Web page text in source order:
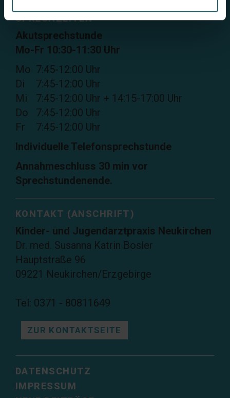
SPRECHZEITEN
Akutsprechstunde
Mo-Fr 10:30-11:30 Uhr
Mo 7:45-12:00 Uhr
Di
7:45-12:00 Uhr
Mi
7:45-12:00 Uhr + 14:15-17:00 Uhr
Do
7:45-12:00 Uhr
Fr
7:45-12:00 Uhr
Individuelle Telefonsprechstunde
Annahmeschluss 30 min vor
Sprechstundenende.
KONTAKT (ANSCHRIFT)
Kinder- und Jugendarztpraxis Neukirchen
Dr. med. Susanna Katrin Bosler
Hauptstraße 96
09221 Neukirchen/Erzgebirge
Tel: 0371 - 80811649
ZUR KONTAKTSEITE
DATENSCHUTZ
IMPRESSUM